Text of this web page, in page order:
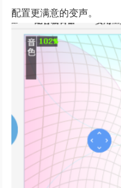
配置更满意的变声。